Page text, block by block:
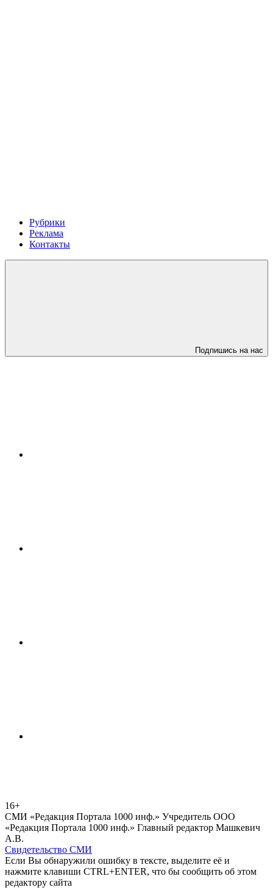
Рубрики
Реклама
Контакты
Подпишись на нас
16+
СМИ «Редакция Портала 1000 инф.» Учредитель ООО
«Редакция Портала 1000 инф.» Главный редактор Машкевич
А.В.
Свидетельство СМИ
Если Вы обнаружили ошибку в тексте, выделите её и
нажмите клавиши CTRL+ENTER, что бы сообщить об этом
редактору сайта